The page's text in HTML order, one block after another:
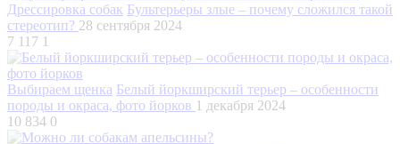
Дрессировка собак Бультерьеры злые – почему сложился такой
стереотип? 28 сентября 2024
7 117 1
Выбираем щенка Белый йоркширский терьер – особенности
породы и окраса, фото йорков 1 декабря 2024
10 834 0